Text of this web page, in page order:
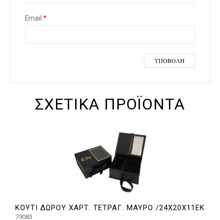
Email *
ΣΧΕΤΙΚΆ ΠΡΟΪΌΝΤΑ
ΚΟΥΤΙ ΔΩΡΟΥ ΧΑΡΤ. ΤΕΤΡΑΓ. ΜΑΥΡΟ /24Χ20Χ11ΕΚ
79083